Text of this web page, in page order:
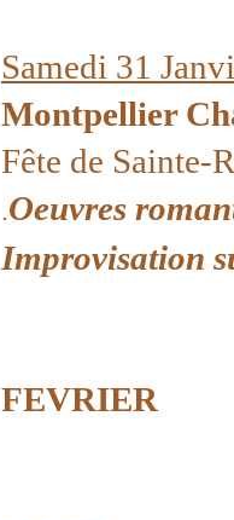
Samedi 31
Montpellier
Fête de Sainte-
.Oeuvres
Improvisation
FEVRIER